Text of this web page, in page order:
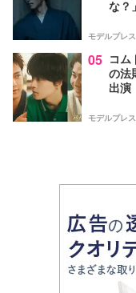
な？
モデルプレス
05 コム
の法
出演
モデルプレス